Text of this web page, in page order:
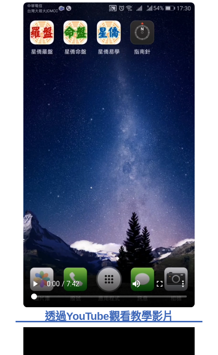
透過YouTube觀看教學影片